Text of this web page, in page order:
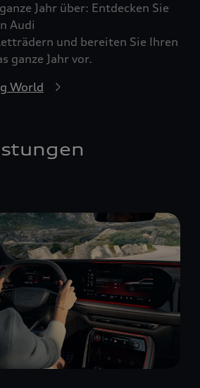
Jahr über: Entdecken Sie
Audi
und bereiten Sie Ihren
ganze Jahr vor.
World